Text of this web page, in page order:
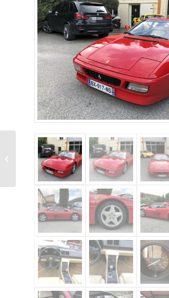
Ferrari F430 Coupé
(Rosso Scuderia)